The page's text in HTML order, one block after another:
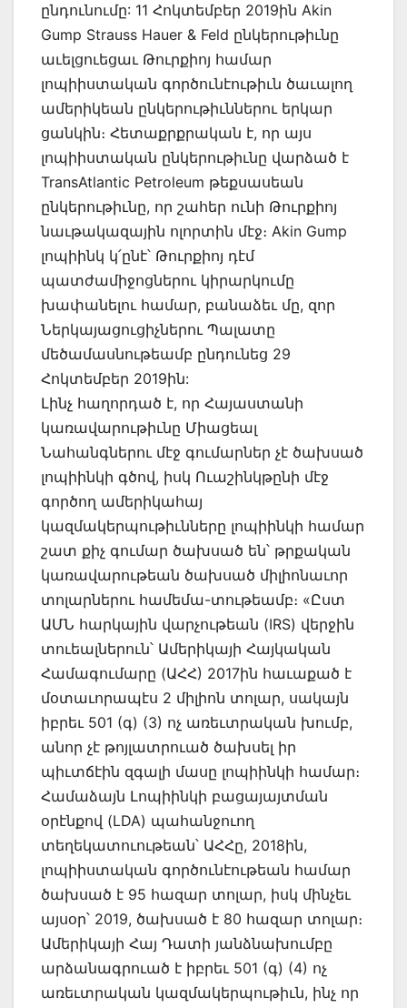
ընդունումը: 11 Հոկտեմբեր 2019ին Akin
Gump Strauss Hauer & Feld ընկերութիւնը
աւելցուեցաւ Թուրքիոյ համար
լոպիիստական գործունէութիւն ծաւալող
ամերիկեան ընկերութիւններու երկար
ցանկին։ Հետաքրքրական է, որ այս
լոպիիստական ընկերութիւնը վարձած է
TransAtlantic Petroleum թեքսասեան
ընկերութիւնը, որ շահեր ունի Թուրքիոյ
նաւթակազային ոլորտին մէջ։ Akin Gump
լոպիինկ կ՛ընէ՝ Թուրքիոյ դէմ
պատժամիջոցներու կիրարկումը
խափանելու համար, բանաձեւ մը, զոր
Ներկայացուցիչներու Պալատը
մեծամասնութեամբ ընդունեց 29
Հոկտեմբեր 2019ին:
Լինչ հաղորդած է, որ Հայաստանի
կառավարութիւնը Միացեալ
Նահանգներու մէջ գումարներ չէ ծախսած
լոպիինկի գծով, իսկ Ուաշինկթընի մէջ
գործող ամերիկահայ
կազմակերպութիւնները լոպիինկի համար
շատ քիչ գումար ծախսած են՝ թրքական
կառավարութեան ծախսած միլիոնաւոր
տոլարներու համեմա-տութեամբ։ «Ըստ
ԱՄՆ հարկային վարչութեան (IRS) վերջին
տուեալներուն՝ Ամերիկայի Հայկական
Համագումարը (ԱՀՀ) 2017ին հաւաքած է
մօտաւորապէս 2 միլիոն տոլար, սակայն
իբրեւ 501 (գ) (3) ոչ առեւտրական խումբ,
անոր չէ թոյլատրուած ծախսել իր
պիւտճէին զգալի մասը լոպիինկի համար։
Համաձայն Լոպիինկի բացայայտման
օրէնքով (LDA) պահանջուող
տեղեկատուութեան՝ ԱՀՀը, 2018ին,
լոպիիստական գործունէութեան համար
ծախսած է 95 հազար տոլար, իսկ մինչեւ
այսօր՝ 2019, ծախսած է 80 հազար տոլար։
Ամերիկայի Հայ Դատի յանձնախումբը
արձանագրուած է իբրեւ 501 (գ) (4) ոչ
առեւտրական կազմակերպութիւն, ինչ որ